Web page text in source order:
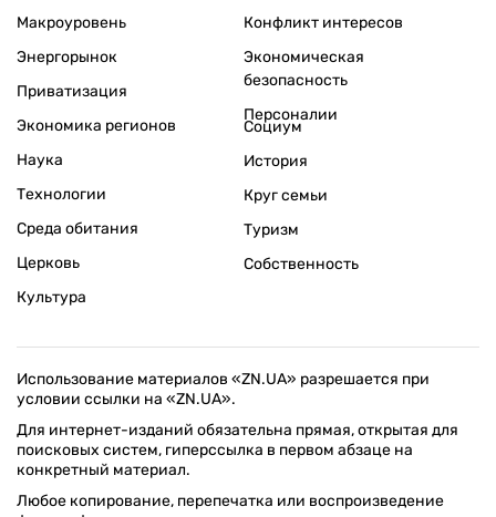
Макроуровень
Энергорынок
Приватизация
Экономика регионов
Конфликт интересов
Экономическая
безопасность
Персоналии
Наука
Технологии
Среда обитания
Церковь
Культура
Социум
История
Круг семьи
Туризм
Собственность
Использование материалов «ZN.UA» разрешается при
условии ссылки на «ZN.UA».
Для интернет-изданий обязательна прямая, открытая для
поисковых систем, гиперссылка в первом абзаце на
конкретный материал.
Любое копирование, перепечатка или воспроизведение